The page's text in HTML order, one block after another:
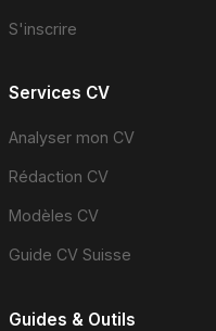
S'inscrire
Services CV
Analyser mon CV
Rédaction CV
Modèles CV
Guide CV Suisse
Guides & Outils